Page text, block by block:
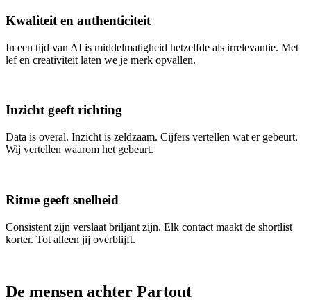
Kwaliteit en authenticiteit
In een tijd van AI is middelmatigheid hetzelfde als irrelevantie. Met
lef en creativiteit laten we je merk opvallen.
Inzicht geeft richting
Data is overal. Inzicht is zeldzaam. Cijfers vertellen wat er gebeurt.
Wij vertellen waarom het gebeurt.
Ritme geeft snelheid
Consistent zijn verslaat briljant zijn. Elk contact maakt de shortlist
korter. Tot alleen jij overblijft.
De mensen achter Partout